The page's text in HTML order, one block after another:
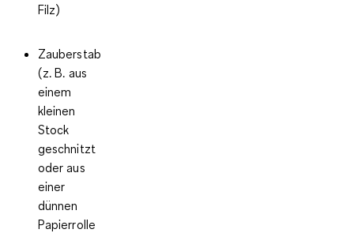
Filz)
Zauberstab
(z. B. aus
einem
kleinen
Stock
geschnitzt
oder aus
einer
dünnen
Papierrolle